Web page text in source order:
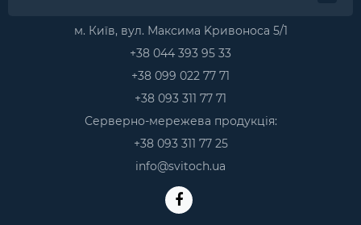
м. Київ, вул. Максима Kривоноса 5/1
+38 044 393 95 33
+38 099 022 77 71
+38 093 311 77 71
Серверно-мережева продукція:
+38 093 311 77 25
info@svitoch.ua